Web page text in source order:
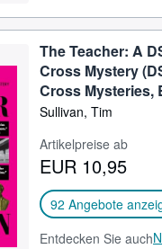
The Teacher: A
Cross Mystery
Cross Mysteries,
Sullivan, Tim
Artikelpreise ab
EUR 10,95
92 Angebote
Entdecken Sie auch